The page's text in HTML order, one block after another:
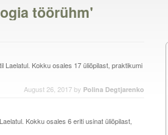
töörühm'
Laelatul. Kokku osales 17 üliõpilast, praktikumi
August 26, 2017 by Polina Degtjarenko
Kokku osales 6 eriti usinat üliõpilast,